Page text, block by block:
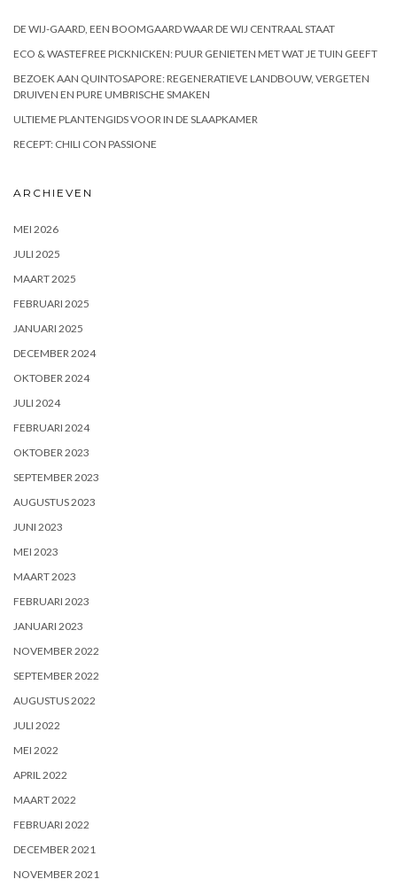
DE WIJ-GAARD, EEN BOOMGAARD WAAR DE WIJ CENTRAAL STAAT
ECO & WASTEFREE PICKNICKEN: PUUR GENIETEN MET WAT JE TUIN GEEFT
BEZOEK AAN QUINTOSAPORE: REGENERATIEVE LANDBOUW, VERGETEN
DRUIVEN EN PURE UMBRISCHE SMAKEN
ULTIEME PLANTENGIDS VOOR IN DE SLAAPKAMER
RECEPT: CHILI CON PASSIONE
ARCHIEVEN
MEI 2026
JULI 2025
MAART 2025
FEBRUARI 2025
JANUARI 2025
DECEMBER 2024
OKTOBER 2024
JULI 2024
FEBRUARI 2024
OKTOBER 2023
SEPTEMBER 2023
AUGUSTUS 2023
JUNI 2023
MEI 2023
MAART 2023
FEBRUARI 2023
JANUARI 2023
NOVEMBER 2022
SEPTEMBER 2022
AUGUSTUS 2022
JULI 2022
MEI 2022
APRIL 2022
MAART 2022
FEBRUARI 2022
DECEMBER 2021
NOVEMBER 2021